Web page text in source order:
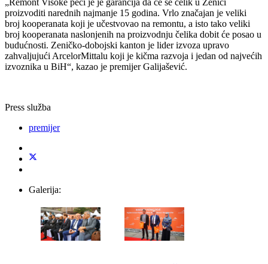
proizvoditi narednih najmanje 15 godina. Vrlo značajan je veliki
broj kooperanata koji je učestvovao na remontu, a isto tako veliki
broj kooperanata naslonjenih na proizvodnju čelika dobit će posao u
budućnosti. Zeničko-dobojski kanton je lider izvoza upravo
zahvaljujući ArcelorMittalu koji je kičma razvoja i jedan od najvećih
izvoznika u BiH“, kazao je premijer Galijašević.
Press služba
premijer
Galerija: